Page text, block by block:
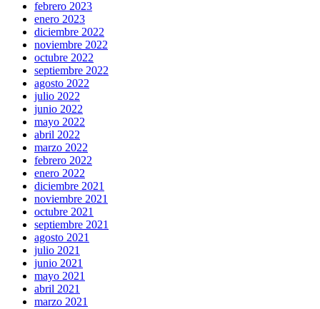
febrero 2023
enero 2023
diciembre 2022
noviembre 2022
octubre 2022
septiembre 2022
agosto 2022
julio 2022
junio 2022
mayo 2022
abril 2022
marzo 2022
febrero 2022
enero 2022
diciembre 2021
noviembre 2021
octubre 2021
septiembre 2021
agosto 2021
julio 2021
junio 2021
mayo 2021
abril 2021
marzo 2021